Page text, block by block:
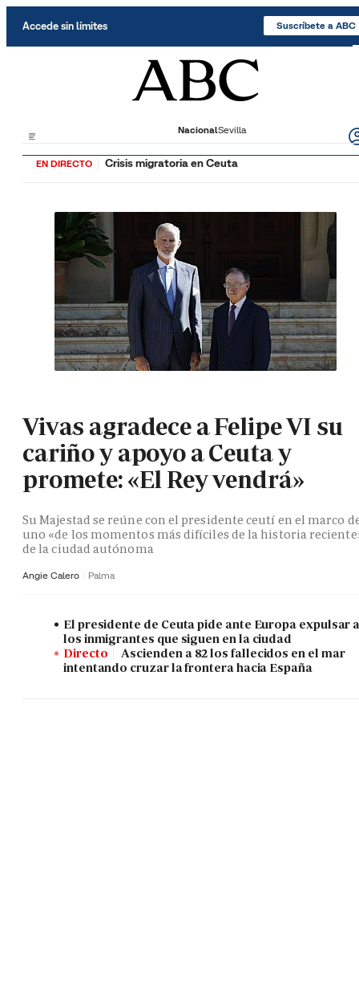
Accede sin límites Suscríbete a ABC
NacionalSevilla
EN DIRECTO Crisis migratoria en Ceuta
Vivas agradece a Felipe VI su
cariño y apoyo a Ceuta y
promete: «El Rey vendrá»
Su Majestad se reúne con el presidente ceutí en el marco
uno «de los momentos más difíciles de la historia
de la ciudad autónoma
Angie Calero Palma
El presidente de Ceuta pide ante Europa expulsar
los inmigrantes que siguen en la ciudad
Directo
Ascienden a 82 los fallecidos en el mar
intentando cruzar la frontera hacia España